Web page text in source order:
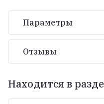
Параметры
Отзывы
Находится в